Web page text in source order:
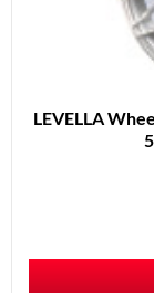
LEVELLA